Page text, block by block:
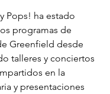
Pops! ha estado
programas de
Greenfield desde
talleres y conciertos
en la
y presentaciones